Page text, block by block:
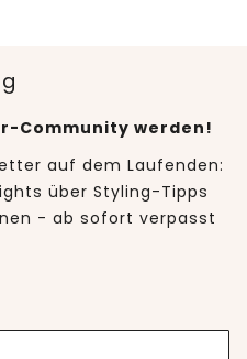
Community werden!
auf dem Laufenden:
über Styling-Tipps
- ab sofort verpasst